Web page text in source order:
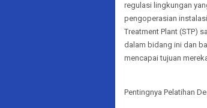
regulasi lingkungan
pengoperasian
Treatment Plant (STP)
dalam bidang ini dan
mencapai tujuan
Pentingnya Pelatihan